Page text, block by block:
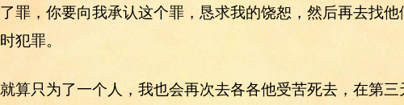
了罪，你要向我承认这个罪，恳求我的饶恕，然后再去找
时犯罪。
就算只为了一个人，我也会再次去各各他受苦死去，在第